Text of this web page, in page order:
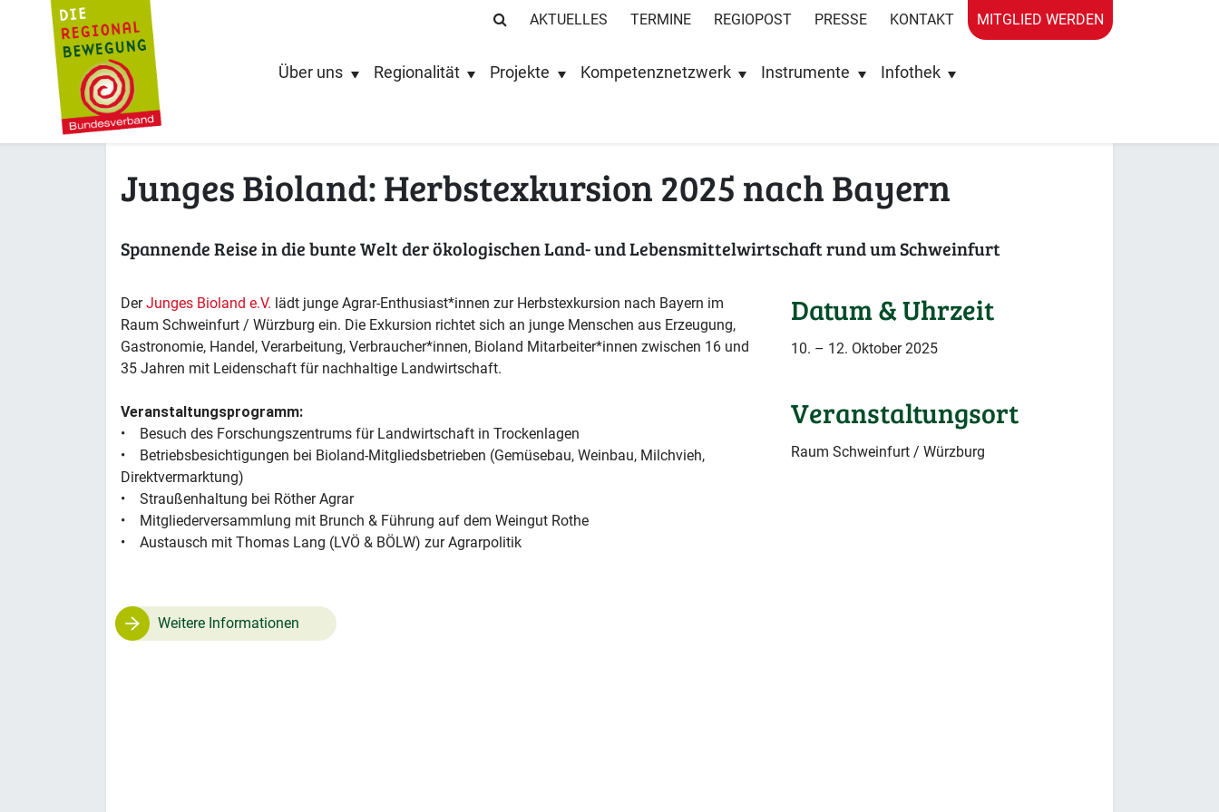
AKTUELLES TERMINE REGIOPOST PRESSE KONTAKT MITGLIED WERDEN
Über uns Regionalität Projekte Kompetenznetzwerk Instrumente Infothek
Junges Bioland: Herbstexkursion 2025 nach Bayern
Spannende Reise in die bunte Welt der ökologischen Land- und Lebensmittelwirtschaft rund um Schweinfurt
DerJunges Bioland e.V. lädt junge Agrar-Enthusiast*innen zur Herbstexkursion nach Bayern im
Raum Schweinfurt / Würzburg ein. Die Exkursion richtet sich an junge Menschen aus Erzeugung,
Gastronomie, Handel, Verarbeitung, Verbraucher*innen, Bioland Mitarbeiter*innen zwischen 16 und
35 Jahren mit Leidenschaft für nachhaltige Landwirtschaft.
Veranstaltungsprogramm:
• Besuch des Forschungszentrums für Landwirtschaft in Trockenlagen
• Betriebsbesichtigungen bei Bioland-Mitgliedsbetrieben (Gemüsebau, Weinbau, Milchvieh,
Direktvermarktung)
• Straußenhaltung bei Röther Agrar
• Mitgliederversammlung mit Brunch & Führung auf dem Weingut Rothe
• Austausch mit Thomas Lang (LVÖ & BÖLW) zur Agrarpolitik
Weitere Informationen
Datum & Uhrzeit
10. – 12. Oktober 2025
Veranstaltungsort
Raum Schweinfurt / Würzburg